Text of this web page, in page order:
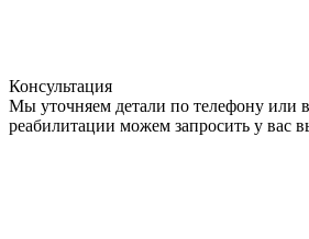
Консультация
Мы уточняем детали по телефону или
реабилитации можем запросить у вас